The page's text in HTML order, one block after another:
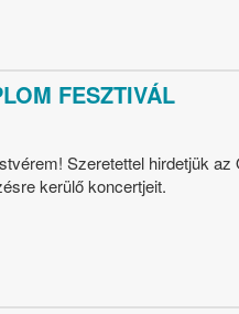
FESZTIVÁL
Szeretettel hirdetjük
kerülő koncertjeit.